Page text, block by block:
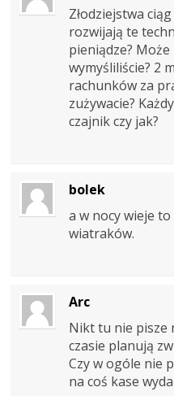
Złodziejstwa
rozwijają te
pieniądze?
wymyśliliście? 2
rachunków za
zużywacie?
czajnik czy jak?
bolek
a w nocy wieje
wiatraków.
Arc
Nikt tu nie pisze
czasie planują
Czy w ogóle nie
na coś kase